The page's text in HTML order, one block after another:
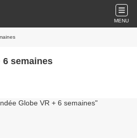
MENU
6 semaines